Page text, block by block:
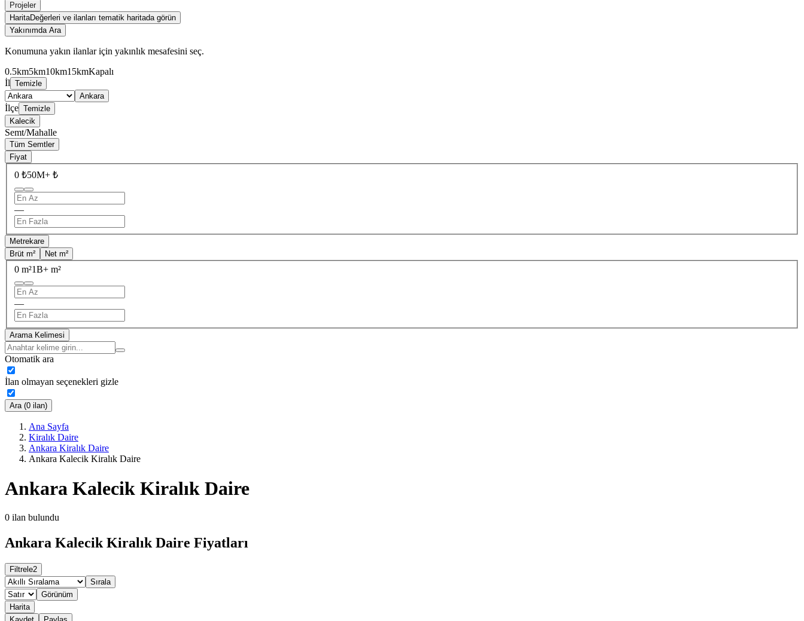
Projeler
HaritaDeğerleri ve ilanları tematik haritada görün
Yakınımda Ara
Konumuna yakın ilanlar için yakınlık mesafesini seç.
0.5km5km10km15kmKapalı
İl Temizle
Ankara
İlçe Temizle
Kalecik
Semt/Mahalle
Tüm Semtler
Fiyat
0 ₺50M+ ₺
—
Metrekare
Brüt m²
Net m²
0 m²1B+ m²
—
Arama Kelimesi
Otomatik ara
İlan olmayan seçenekleri gizle
Ara (0 ilan)
Ana Sayfa
Kiralık Daire
Ankara Kiralık Daire
Ankara Kalecik Kiralık Daire
Ankara Kalecik Kiralık Daire
0 ilan bulundu
Ankara Kalecik Kiralık Daire Fiyatları
Filtrele2
Sırala
Görünüm
Harita